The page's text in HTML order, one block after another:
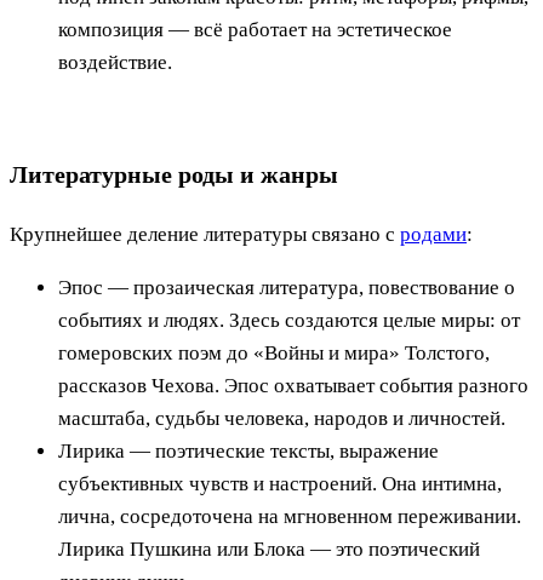
композиция — всё работает на эстетическое
воздействие.
Литературные роды и жанры
Крупнейшее деление литературы связано с родами:
Эпос — прозаическая литература, повествование о
событиях и людях. Здесь создаются целые миры: от
гомеровских поэм до «Войны и мира» Толстого,
рассказов Чехова. Эпос охватывает события разного
масштаба, судьбы человека, народов и личностей.
Лирика — поэтические тексты, выражение
субъективных чувств и настроений. Она интимна,
лична, сосредоточена на мгновенном переживании.
Лирика Пушкина или Блока — это поэтический